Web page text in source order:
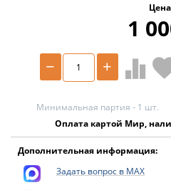
Цена
1
+
−
Минимальная партия - 1 шт.
Оплата картой Мир,
Дополнительная информация:
Задать вопрос в MAX